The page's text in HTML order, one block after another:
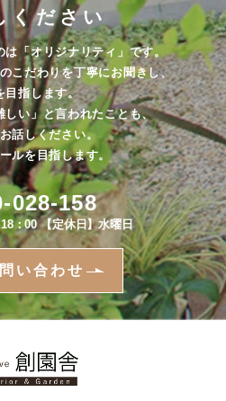
ください
は「オリジナリティ」です。
こだわりを丁寧にお聞きし、
目指します。
しい」と言われたことも、
話しください。
ルを目指します。
028-158
：00 【定休日】水曜日
い合わせ